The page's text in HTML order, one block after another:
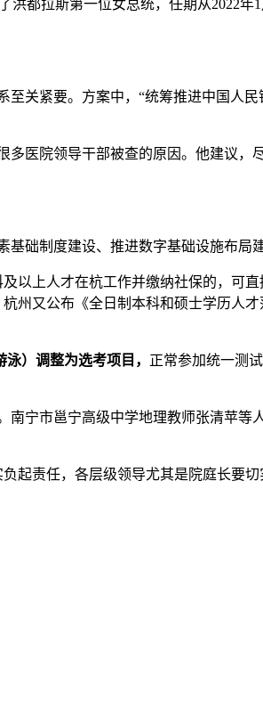
拉斯第一位女总统，任期从2022年1
紧要。方案中，“统筹推进中国人民
院领导干部被查的原因。他建议，
制度建设、推进数字基础设施布局
上人才在杭工作并缴纳社保的，可直
州又公布《全日制本科和硕士学历人
）调整为选考项目， 正常参加统一测
市邕宁高级中学地理教师张清苹等
责任，各层级领导尤其是院庭长要切